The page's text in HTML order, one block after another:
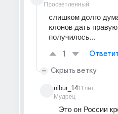
Просветленный
слишком долго
клонов дать
получилось...
1
Скрыть ветку
nibur_14
Мудрец
11лет
Это он России